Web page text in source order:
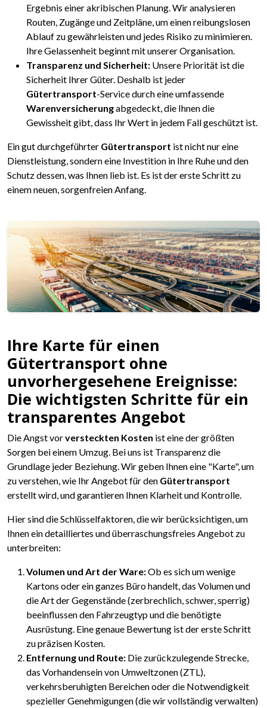
Ergebnis einer akribischen Planung. Wir analysieren
Routen, Zugänge und Zeitpläne, um einen reibungslosen
Ablauf zu gewährleisten und jedes Risiko zu minimieren.
Ihre Gelassenheit beginnt mit unserer Organisation.
Transparenz und Sicherheit: Unsere Priorität ist die
Sicherheit Ihrer Güter. Deshalb ist jeder
Gütertransport-Service durch eine umfassende
Warenversicherungabgedeckt, die Ihnen die
Gewissheit gibt, dass Ihr Wert in jedem Fall geschützt ist.
Ein gut durchgeführter Gütertransport ist nicht nur eine
Dienstleistung, sondern eine Investition in Ihre Ruhe und den
Schutz dessen, was Ihnen lieb ist. Es ist der erste Schritt zu
einem neuen, sorgenfreien Anfang.
Ihre Karte für einen
Gütertransport ohne
unvorhergesehene Ereignisse:
Die wichtigsten Schritte für ein
transparentes Angebot
Die Angst vorversteckten Kosten ist eine der größten
Sorgen bei einem Umzug. Bei uns ist Transparenz die
Grundlage jeder Beziehung. Wir geben Ihnen eine "Karte", um
zu verstehen, wie Ihr Angebot für den Gütertransport
erstellt wird, und garantieren Ihnen Klarheit und Kontrolle.
Hier sind die Schlüsselfaktoren, die wir berücksichtigen, um
Ihnen ein detailliertes und überraschungsfreies Angebot zu
unterbreiten:
Volumen und Art der Ware:Ob es sich um wenige
Kartons oder ein ganzes Büro handelt, das Volumen und
die Art der Gegenstände (zerbrechlich, schwer, sperrig)
beeinflussen den Fahrzeugtyp und die benötigte
Ausrüstung. Eine genaue Bewertung ist der erste Schritt
zu präzisen Kosten.
Entfernung und Route: Die zurückzulegende Strecke,
das Vorhandensein von Umweltzonen (ZTL),
verkehrsberuhigten Bereichen oder die Notwendigkeit
spezieller Genehmigungen (die wir vollständig verwalten)